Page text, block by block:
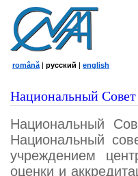
română | русский | english
Национальный
Национальный
Национальный
учреждением
оценки и